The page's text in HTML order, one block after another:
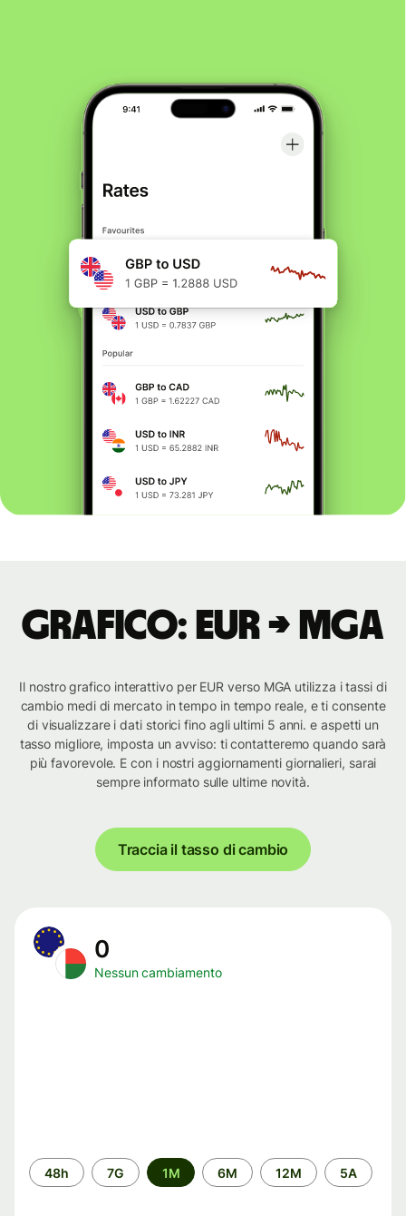
Grafico: EUR → MGA
Il nostro grafico interattivo per EUR verso MGA utilizza i tassi di
cambio medi di mercato in tempo in tempo reale, e ti consente
di visualizzare i dati storici fino agli ultimi 5 anni. e aspetti un
tasso migliore, imposta un avviso: ti contatteremo quando sarà
più favorevole. E con i nostri aggiornamenti giornalieri, sarai
sempre informato sulle ultime novità.
Traccia il tasso di cambio
0
Nessun cambiamento
Periodo
di
48h 7G 1M 6M 12M 5A